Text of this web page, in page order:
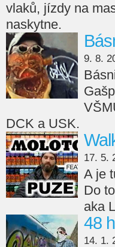
vlaků, jízdy na
naskytne.
9. 8.
DCK a USK.
17. 5.
A je
Do
aka
48
14. 1.